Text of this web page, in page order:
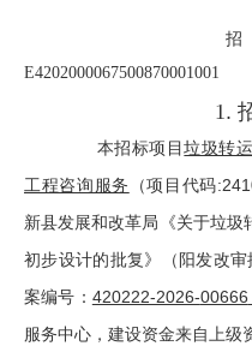
E4202000067500870001001
1.
本招标项目垃圾转
工程咨询服务
（项目代码
新县发展和改革局《关于垃圾
初步设计的批复》（阳发改
案编号： 420222-2026-00666
服务中心，建设资金来自上级